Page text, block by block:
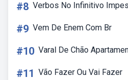
#8 Verbos No Infinitivo
#9 Vem De Enem Com Br
#10 Varal De Chão
#11 Vão Fazer Ou Vai Fazer